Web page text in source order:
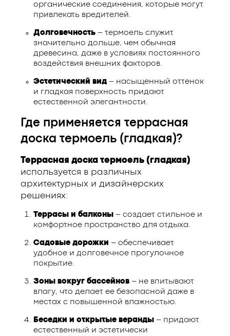
органические соединения, которые могут
привлекать вредителей.
Долговечность – термоель служит
значительно дольше, чем обычная
древесина, даже в условиях постоянного
воздействия внешних факторов.
Эстетический вид – насыщенный оттенок
и гладкая поверхность придают
естественной элегантности.
Где применяется террасная
доска термоель (гладкая)?
Террасная доска термоель (гладкая)
используется в различных
архитектурных и дизайнерских
решениях:
Террасы и балконы – создает стильное и
комфортное пространство для отдыха.
Садовые дорожки – обеспечивает
удобное и долговечное прогулочное
покрытие.
Зоны вокруг бассейнов – не впитывают
влагу, что делает ее безопасной даже в
местах с повышенной влажностью.
Беседки и открытые веранды – придают
естественный и эстетически